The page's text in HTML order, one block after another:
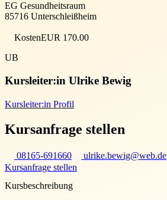
EG Gesundheitsraum
85716 Unterschleißheim
KostenEUR 170.00
UB
Kursleiter:in Ulrike Bewig
Kursleiter:in Profil
Kursanfrage stellen
08165-691660
ulrike.bewig@web.de
Kursanfrage stellen
Kursbeschreibung